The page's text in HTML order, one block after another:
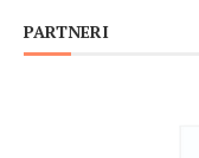
PARTNERI